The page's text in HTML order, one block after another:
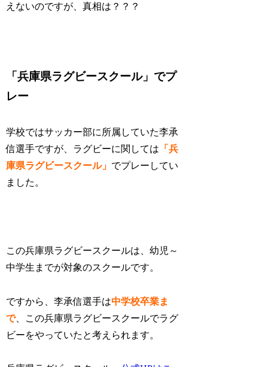
えないのですが、真相は？？？
「兵庫県ラグビースクール」でプ
レー
学校ではサッカー部に所属していた李承
信選手ですが、ラグビーに関しては 「兵
庫県ラグビースクール」 でプレーしてい
ました。
この兵庫県ラグビースクールは、幼児～
中学生までが対象のスクールです。
ですから、李承信選手は中学校卒業ま
で、この兵庫県ラグビースクールでラグ
ビーをやっていたと考えられます。